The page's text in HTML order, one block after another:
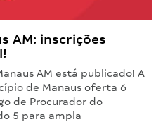
AM: inscrições
AM está publicado! A
de Manaus oferta 6
de Procurador do
5 para ampla